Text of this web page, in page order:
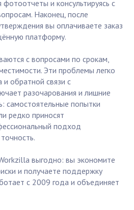
фотоотчеты и консультируясь с
Наконец, после
вы оплачиваете заказ
платформу.
с вопросами по срокам,
Эти проблемы легко
обратной связи с
разочарования и лишние
самостоятельные попытки
редко приносят
подход
выгодно: вы экономите
и получаете поддержку
с 2009 года и объединяет